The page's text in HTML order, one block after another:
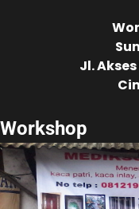
Jl.
Workshop